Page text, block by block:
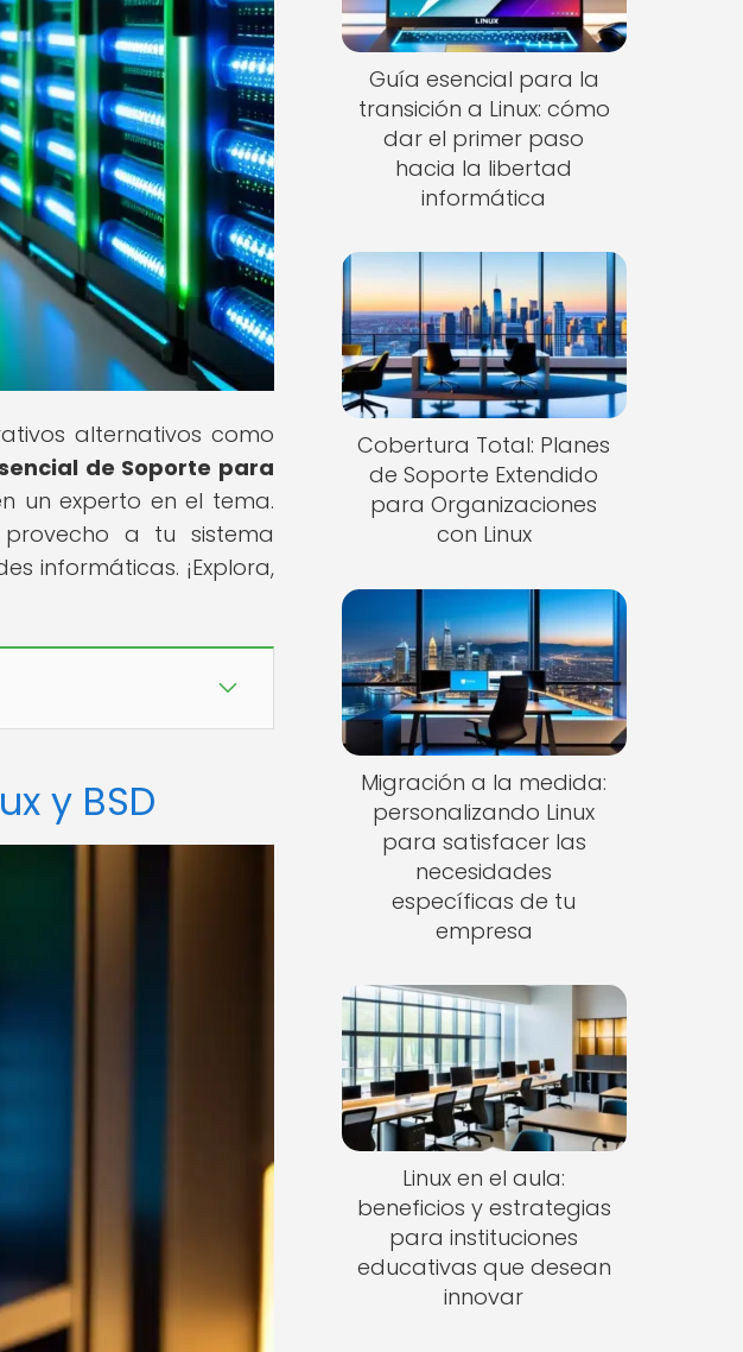
alternativos como
de Soporte para
un experto en el tema.
a tu sistema
informáticas. ¡Explora,
y BSD
Guía esencial para la
transición a Linux: cómo
dar el primer paso
hacia la libertad
informática
Cobertura Total: Planes
de Soporte Extendido
para Organizaciones
con Linux
Migración a la medida:
personalizando Linux
para satisfacer las
necesidades
específicas de tu
empresa
Linux en el aula:
beneficios y estrategias
para instituciones
educativas que desean
innovar